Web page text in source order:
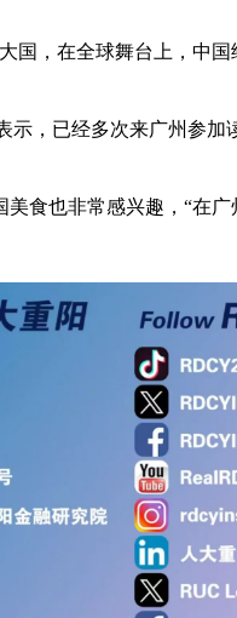
国，在全球舞台上，中
示，已经多次来广州参
食也非常感兴趣，“在